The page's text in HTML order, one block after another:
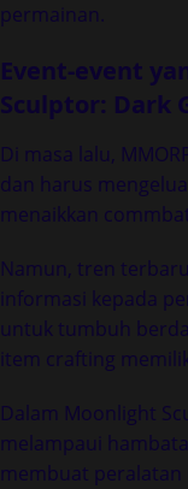
permainan.
Event-event
Sculptor: Dark
Di masa lalu,
dan harus
menaikkan
Namun, tren
informasi kepada
untuk tumbuh
item crafting
Dalam Moonlight
melampaui
membuat peralatan